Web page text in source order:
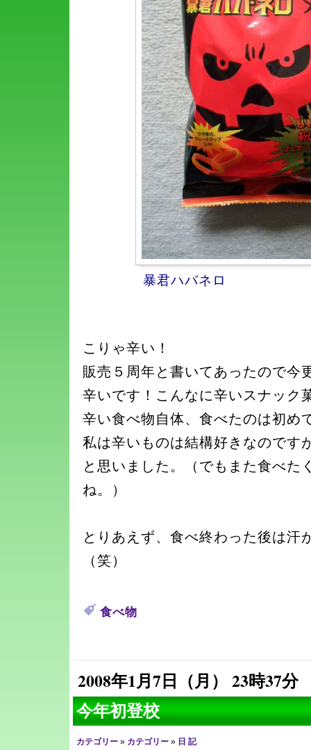
暴君ハバネロ
こりゃ辛い！
販売５周年と書いてあったので今
辛いです！こんなに辛いスナック
辛い食べ物自体、食べたのは初め
私は辛いものは結構好きなのです
と思いました。（でもまた食べた
ね。）
とりあえず、食べ終わった後は汗
（笑）
食べ物
2008年1月7日（月） 23時37分
今年初登校
カテゴリー » カテゴリー » 日 記